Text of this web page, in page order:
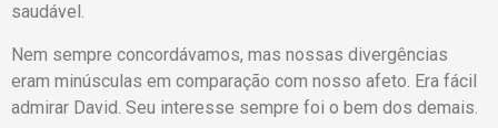
saudável.
Nem sempre concordávamos, mas nossas divergências
eram minúsculas em comparação com nosso afeto. Era fácil
admirar David. Seu interesse sempre foi o bem dos demais.